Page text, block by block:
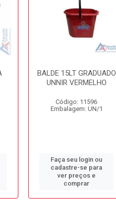
BALDE 15LT GRADUADO
UNNIR VERMELHO
Código: 11596
Embalagem: UN/1
Faça seu login ou
cadastre-se para
ver preços e
comprar